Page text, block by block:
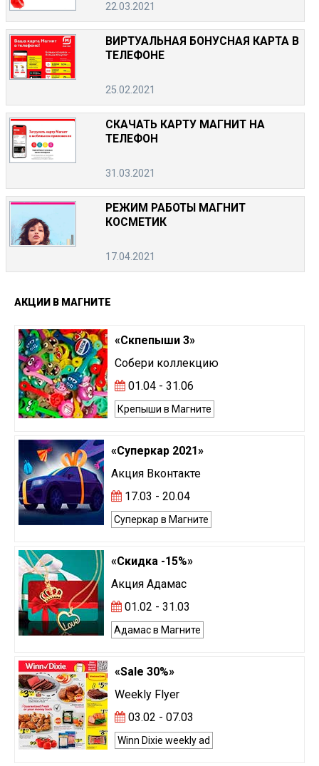
22.03.2021
ВИРТУАЛЬНАЯ БОНУСНАЯ КАРТА В
ТЕЛЕФОНЕ
25.02.2021
СКАЧАТЬ КАРТУ МАГНИТ НА
ТЕЛЕФОН
31.03.2021
РЕЖИМ РАБОТЫ МАГНИТ
КОСМЕТИК
17.04.2021
АКЦИИ В МАГНИТЕ
«Скпепыши 3»
Собери коллекцию
01.04 - 31.06
Крепыши в Магните
«Суперкар 2021»
Акция Вконтакте
17.03 - 20.04
Суперкар в Магните
«Скидка -15%»
Акция Адамас
01.02 - 31.03
Адамас в Магните
«Sale 30%»
Weekly Flyer
03.02 - 07.03
Winn Dixie weekly ad